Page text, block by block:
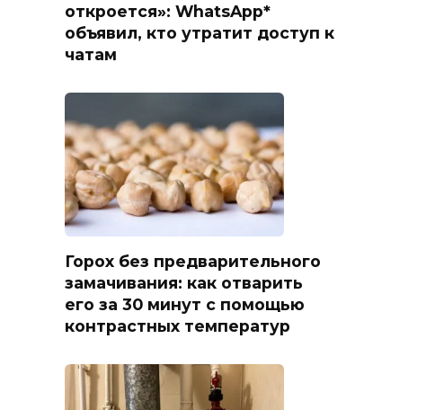
откроется»: WhatsApp*
объявил, кто утратит доступ к
чатам
Горох без предварительного
замачивания: как отварить
его за 30 минут с помощью
контрастных температур